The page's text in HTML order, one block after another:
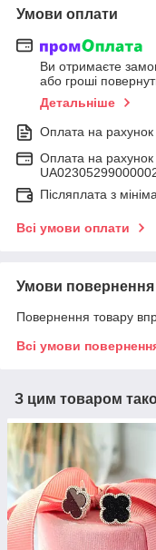
Умови оплати
Ви отримаєте
або гроші
Детальніше
Оплата на рахунок
Оплата на
Післяплата з
Всі умови оплати
Умови повернення
Повернення товару
Всі умови
З цим товаром